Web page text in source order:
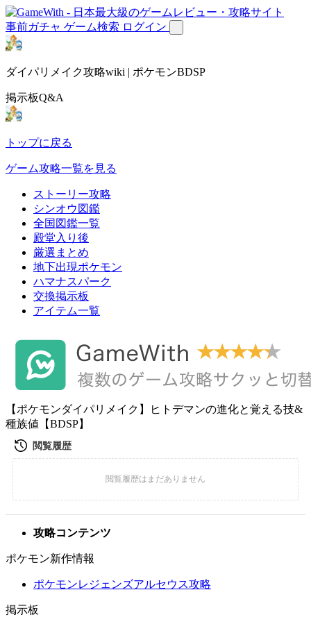
事前ガチャ ゲーム検索 ログイン
ダイパリメイク攻略wiki | ポケモンBDSP
掲示板Q&A
トップに戻る
ゲーム攻略一覧を見る
ストーリー攻略
シンオウ図鑑
全国図鑑一覧
殿堂入り後
厳選まとめ
地下出現ポケモン
ハマナスパーク
交換掲示板
アイテム一覧
【ポケモンダイパリメイク】ヒトデマンの進化と覚える技&
種族値【BDSP】
攻略コンテンツ
ポケモン新作情報
ポケモンレジェンズアルセウス攻略
掲示板